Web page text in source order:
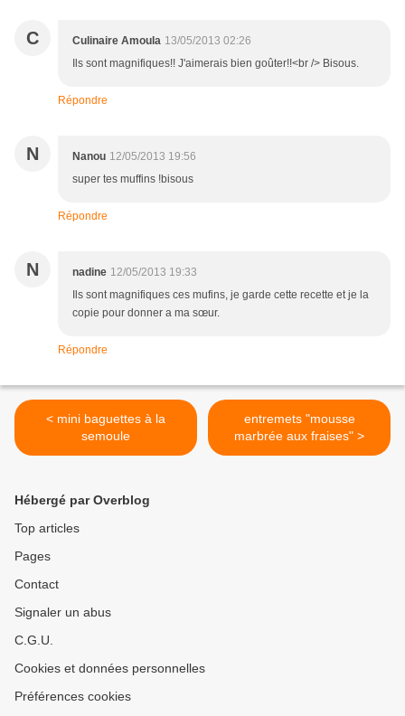
C Culinaire Amoula 13/05/2013 02:26
Ils sont magnifiques!! J'aimerais bien goûter!!<br /> Bisous.
Répondre
N Nanou 12/05/2013 19:56
super tes muffins !bisous
Répondre
N nadine 12/05/2013 19:33
Ils sont magnifiques ces mufins, je garde cette recette et je la
copie pour donner a ma sœur.
Répondre
< mini baguettes à la
semoule
entremets "mousse
marbrée aux fraises" >
Hébergé par Overblog
Top articles
Pages
Contact
Signaler un abus
C.G.U.
Cookies et données personnelles
Préférences cookies